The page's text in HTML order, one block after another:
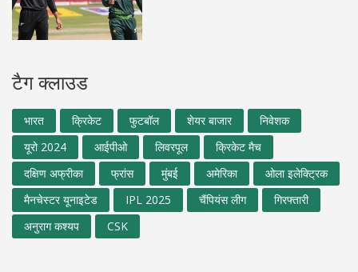
टैग क्लाउड
भारत क्रिकेट फुटबॉल शेयर बाजार
निवेशक
यूरो 2024
आईपीओ लिवरपूल
क्रिकेट मैच
दक्षिण अफ्रीका
फ्रांस मुंबई अमेरिका
ओला इलेक्ट्रिक
मैनचेस्टर यूनाइटेड
IPL 2025 चैंपियंस लीग
गिरफ्तारी
अनुराग कश्यप
CSK